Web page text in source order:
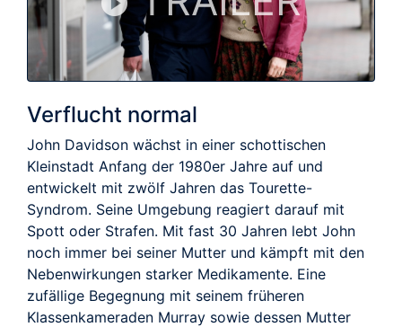
Verflucht normal
John Davidson wächst in einer schottischen
Kleinstadt Anfang der 1980er Jahre auf und
entwickelt mit zwölf Jahren das Tourette-
Syndrom. Seine Umgebung reagiert darauf mit
Spott oder Strafen. Mit fast 30 Jahren lebt John
noch immer bei seiner Mutter und kämpft mit den
Nebenwirkungen starker Medikamente. Eine
zufällige Begegnung mit seinem früheren
Klassenkameraden Murray sowie dessen Mutter